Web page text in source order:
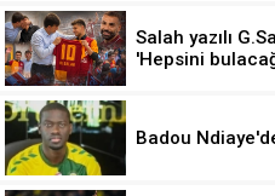
Salah yazılı
'Hepsini
Badou